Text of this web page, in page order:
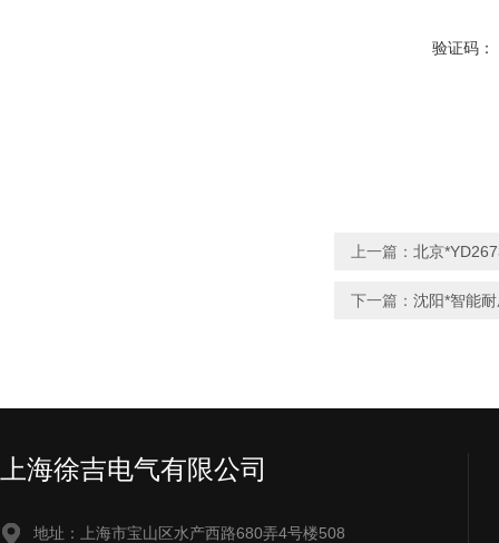
验证码：
上一篇： 北京
下一篇： 沈阳*智能
上海徐吉电气有限公司
地址：上海市宝山区水产西路680弄4号楼508